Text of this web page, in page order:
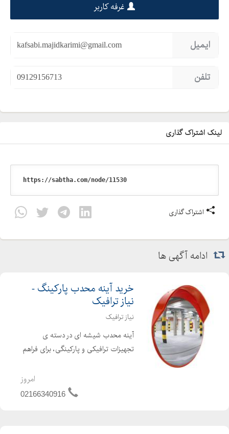
غرفه کاربر
ایمیل kafsabi.majidkarimi@gmail.com
تلفن 09129156713
لینک اشتراک گذاری
اشتراک گذاری
ادامه آگهی ها
خرید آینه محدب پارکینگ -
نیاز ترافیک
نیاز ترافیک
آینه محدب شیشه ای در دسته ی
تجهیزات ترافیکی و پارکینگی، برای فراهم
پارکینگ ها و جاهایی که از دید رانندگان
پنهان می ماند تولید می شود، تا امکان
امروز
02166340916